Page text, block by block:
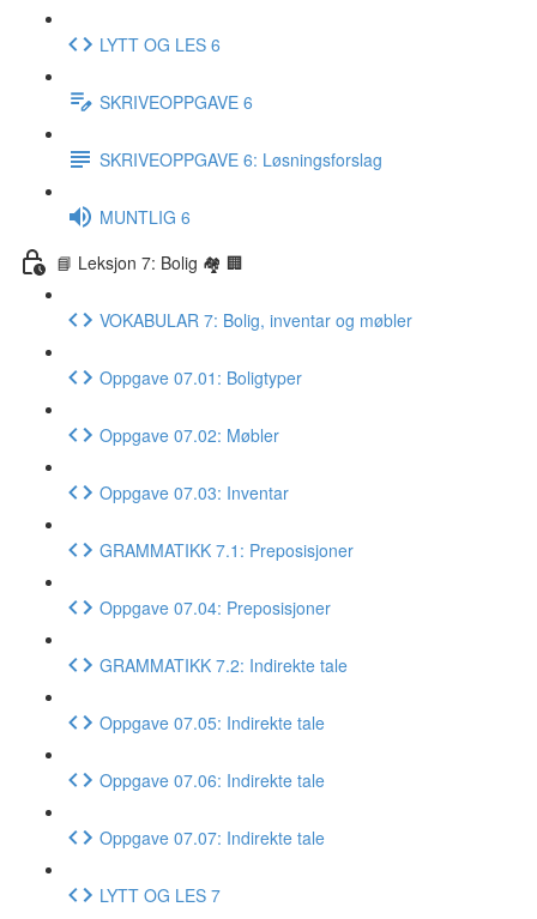
LYTT OG LES 6
SKRIVEOPPGAVE 6
SKRIVEOPPGAVE 6: Løsningsforslag
MUNTLIG 6
📘 Leksjon 7: Bolig 🏘 🏢
VOKABULAR 7: Bolig, inventar og møbler
Oppgave 07.01: Boligtyper
Oppgave 07.02: Møbler
Oppgave 07.03: Inventar
GRAMMATIKK 7.1: Preposisjoner
Oppgave 07.04: Preposisjoner
GRAMMATIKK 7.2: Indirekte tale
Oppgave 07.05: Indirekte tale
Oppgave 07.06: Indirekte tale
Oppgave 07.07: Indirekte tale
LYTT OG LES 7